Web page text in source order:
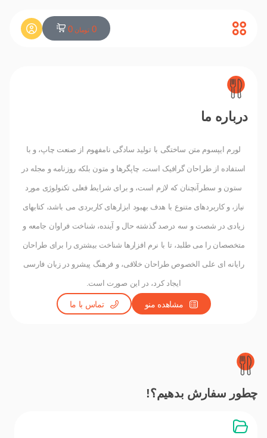
0 تومان 0
درباره ما
لورم ایپسوم متن ساختگی با تولید سادگی نامفهوم از صنعت چاپ، و با
استفاده از طراحان گرافیک است، چاپگرها و متون بلکه روزنامه و مجله در
ستون و سطرآنچنان که لازم است، و برای شرایط فعلی تکنولوژی مورد
نیاز، و کاربردهای متنوع با هدف بهبود ابزارهای کاربردی می باشد، کتابهای
زیادی در شصت و سه درصد گذشته حال و آینده، شناخت فراوان جامعه و
متخصصان را می طلبد، تا با نرم افزارها شناخت بیشتری را برای طراحان
رایانه ای علی الخصوص طراحان خلاقی، و فرهنگ پیشرو در زبان فارسی
ایجاد کرد، در این صورت است.
مشاهده منو تماس با ما
چطور سفارش بدهیم؟!